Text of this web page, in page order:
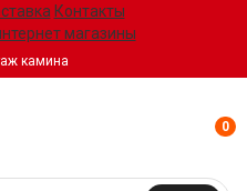
Контакты
магазины
камина
0